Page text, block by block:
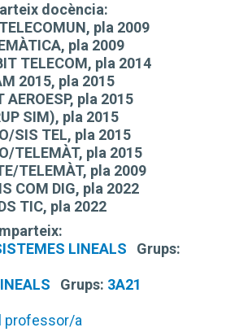
docència:
pla 2009
pla 2009
TELECOM, pla 2014
2015, pla 2015
AEROESP, pla 2015
SIM), pla 2015
SIS TEL, pla 2015
TELEMÀT, pla 2015
TELEMÀT, pla 2009
COM DIG, pla 2022
TIC, pla 2022
LINEALS
Grups:
Grups: 3A21
professor/a